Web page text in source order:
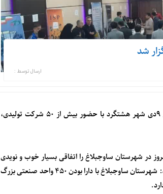
شد
ارسال توسط :
رویداد مردمی اشتغال در قرارگاه جهادی اشتغال غرب استان البرز در سالن همایش‌ ۹دی شهر هشتگرد با حضور بیش از ۵۰ شرکت تولیدی،
در شهرستان ساوجبلاغ را اتفاقی بسیار خوب و نویدی
برای جوانان و آینده بهتر مردم این منطقه با فرصت ۱۶۰۰ موقعیت شغلی دانست و افزود: شهرستان ساوجبلاغ با دارا بودن ۴۵۰ واحد صنعتی بزرگ